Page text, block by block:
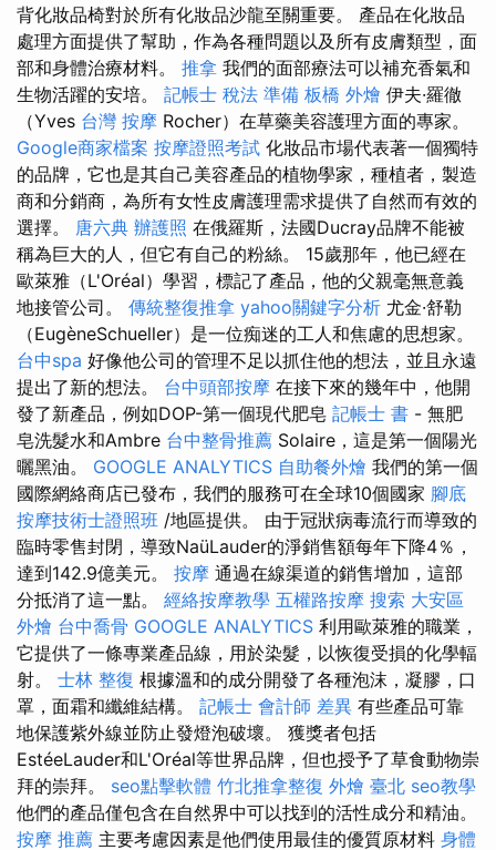
背化妝品椅對於所有化妝品沙龍至關重要。 產品在化妝品
處理方面提供了幫助，作為各種問題以及所有皮膚類型，面
部和身體治療材料。 推拿 我們的面部療法可以補充香氣和
生物活躍的安培。 記帳士 稅法 準備 板橋 外燴 伊夫·羅徹
（Yves 台灣 按摩 Rocher）在草藥美容護理方面的專家。
Google商家檔案 按摩證照考試 化妝品市場代表著一個獨特
的品牌，它也是其自己美容產品的植物學家，種植者，製造
商和分銷商，為所有女性皮膚護理需求提供了自然而有效的
選擇。 唐六典 辦護照 在俄羅斯，法國Ducray品牌不能被
稱為巨大的人，但它有自己的粉絲。 15歲那年，他已經在
歐萊雅（L'Oréal）學習，標記了產品，他的父親毫無意義
地接管公司。 傳統整復推拿 yahoo關鍵字分析 尤金·舒勒
（EugèneSchueller）是一位痴迷的工人和焦慮的思想家。
台中spa 好像他公司的管理不足以抓住他的想法，並且永遠
提出了新的想法。 台中頭部按摩 在接下來的幾年中，他開
發了新產品，例如DOP-第一個現代肥皂 記帳士 書 - 無肥
皂洗髮水和Ambre 台中整骨推薦 Solaire，這是第一個陽光
曬黑油。 GOOGLE ANALYTICS 自助餐外燴 我們的第一個
國際網絡商店已發布，我們的服務可在全球10個國家 腳底
按摩技術士證照班 /地區提供。 由于冠狀病毒流行而導致的
臨時零售封閉，導致NaüLauder的淨銷售額每年下降4％，
達到142.9億美元。 按摩 通過在線渠道的銷售增加，這部
分抵消了這一點。 經絡按摩教學 五權路按摩 搜索 大安區
外燴 台中喬骨 GOOGLE ANALYTICS 利用歐萊雅的職業，
它提供了一條專業產品線，用於染髮，以恢復受損的化學輻
射。 士林 整復 根據溫和的成分開發了各種泡沫，凝膠，口
罩，面霜和纖維結構。 記帳士 會計師 差異 有些產品可靠
地保護紫外線並防止發燈泡破壞。 獲獎者包括
EstéeLauder和L'Oréal等世界品牌，但也授予了草食動物崇
拜的崇拜。 seo點擊軟體 竹北推拿整復 外燴 臺北 seo教學
他們的產品僅包含在自然界中可以找到的活性成分和精油。
按摩 推薦 主要考慮因素是他們使用最佳的優質原材料 身體